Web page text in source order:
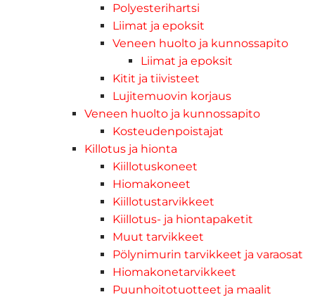
Polyesterihartsi
Liimat ja epoksit
Veneen huolto ja kunnossapito
Liimat ja epoksit
Kitit ja tiivisteet
Lujitemuovin korjaus
Veneen huolto ja kunnossapito
Kosteudenpoistajat
Killotus ja hionta
Kiillotuskoneet
Hiomakoneet
Kiillotustarvikkeet
Kiillotus- ja hiontapaketit
Muut tarvikkeet
Pölynimurin tarvikkeet ja varaosat
Hiomakonetarvikkeet
Puunhoitotuotteet ja maalit